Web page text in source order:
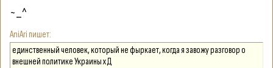
~_^
AniAri
единственный человек, который не фыркает, когда я завожу разговор о
внешней политике Украины хД